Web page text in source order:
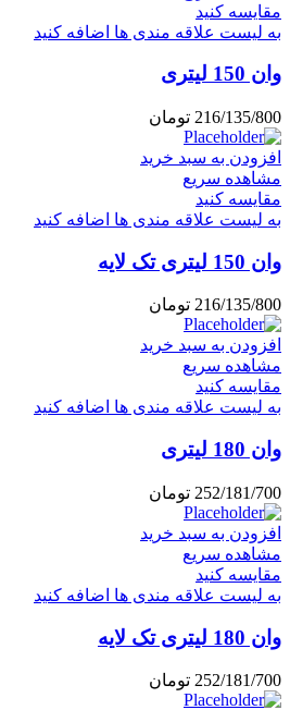
مقایسه کنید
به لیست علاقه مندی ها اضافه کنید
وان 150 لیتری
216/135/800 تومان
افزودن به سبد خرید
مشاهده سریع
مقایسه کنید
به لیست علاقه مندی ها اضافه کنید
وان 150 لیتری تک لایه
216/135/800 تومان
افزودن به سبد خرید
مشاهده سریع
مقایسه کنید
به لیست علاقه مندی ها اضافه کنید
وان 180 لیتری
252/181/700 تومان
افزودن به سبد خرید
مشاهده سریع
مقایسه کنید
به لیست علاقه مندی ها اضافه کنید
وان 180 لیتری تک لایه
252/181/700 تومان